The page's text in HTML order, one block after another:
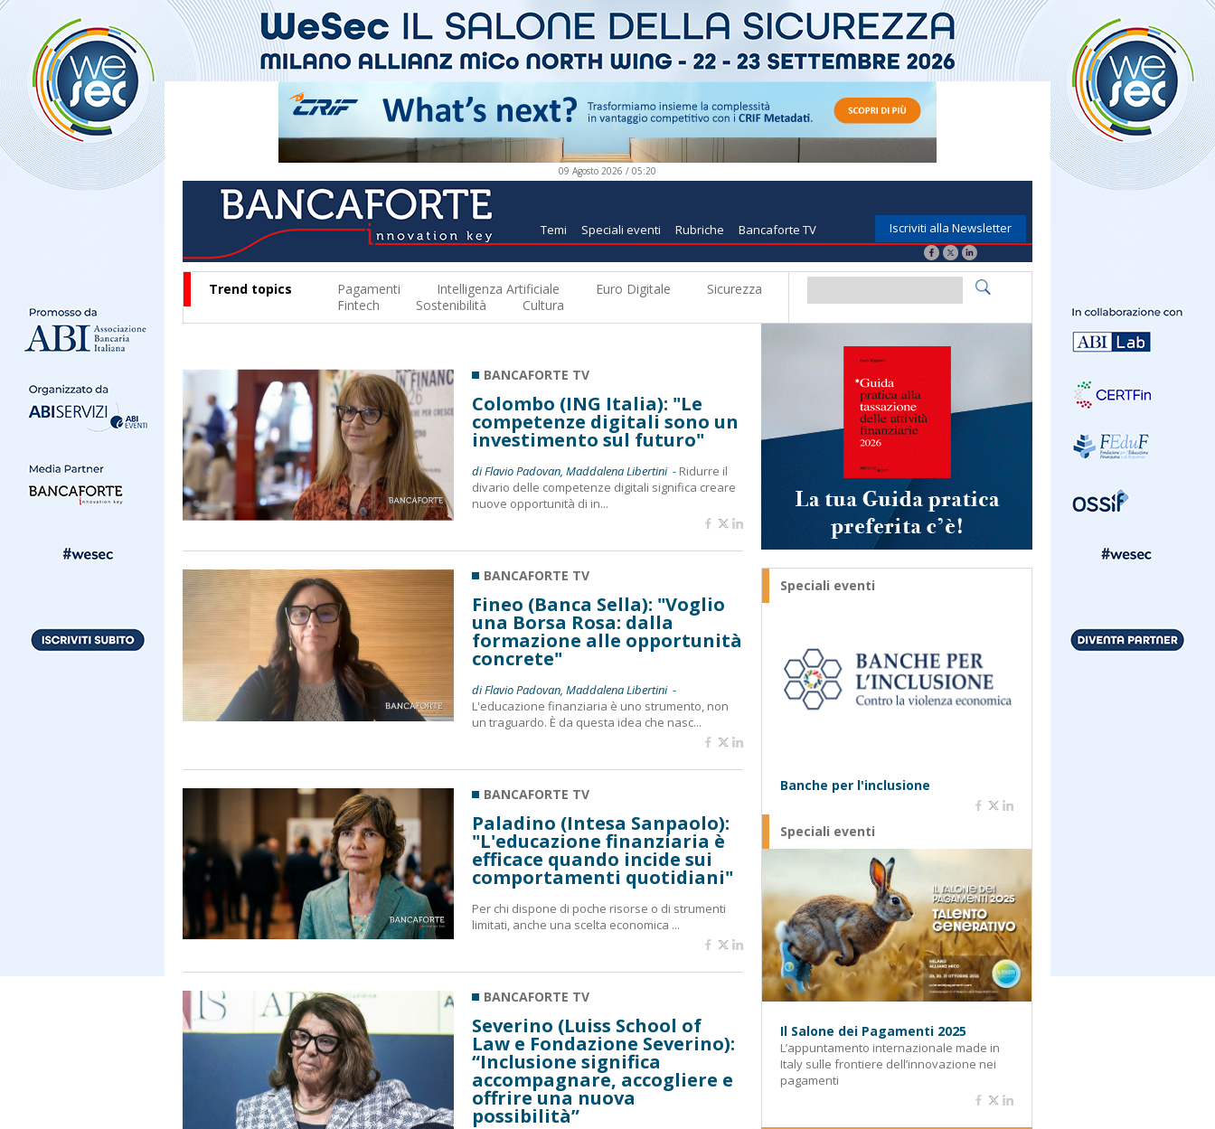
09 Agosto 2026 / 05:20
Temi Speciali eventi Rubriche Bancaforte TV Iscriviti alla Newsletter
Trend topics Pagamenti Intelligenza Artificiale Euro Digitale
Sicurezza
Fintech
Sostenibilità Cultura
BANCAFORTE TV
Colombo (ING Italia): "Le
competenze digitali sono un
investimento sul futuro"
di Flavio Padovan, Maddalena Libertini - Ridurre il
divario delle competenze digitali significa creare
nuove opportunità di in...
BANCAFORTE TV
Fineo (Banca Sella): "Voglio
una Borsa Rosa: dalla
formazione alle opportunità
concrete"
di Flavio Padovan, Maddalena Libertini -
L'educazione finanziaria è uno strumento, non
un traguardo. È da questa idea che nasc...
BANCAFORTE TV
Paladino (Intesa Sanpaolo):
"L'educazione finanziaria è
efficace quando incide sui
comportamenti quotidiani"
Per chi dispone di poche risorse o di strumenti
limitati, anche una scelta economica ...
BANCAFORTE TV
Severino (Luiss School of
Law e Fondazione Severino):
“Inclusione significa
accompagnare, accogliere e
offrire una nuova
possibilità”
Speciali eventi
Banche per l'inclusione
Speciali eventi
Il Salone dei Pagamenti 2025
L’appuntamento internazionale made in
Italy sulle frontiere dell’innovazione nei
pagamenti